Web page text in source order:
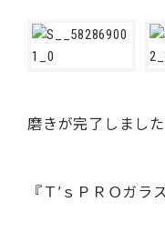
磨きが完了しまし
『Ｔ’ｓＰＲＯガ